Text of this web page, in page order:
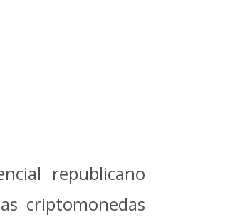
republicano
criptomonedas